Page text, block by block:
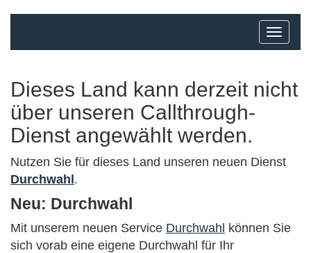
Dieses Land kann derzeit nicht
über unseren Callthrough-
Dienst angewählt werden.
Nutzen Sie für dieses Land unseren neuen Dienst
Durchwahl .
Neu: Durchwahl
Mit unserem neuen Service Durchwahl können Sie
sich vorab eine eigene Durchwahl für Ihr